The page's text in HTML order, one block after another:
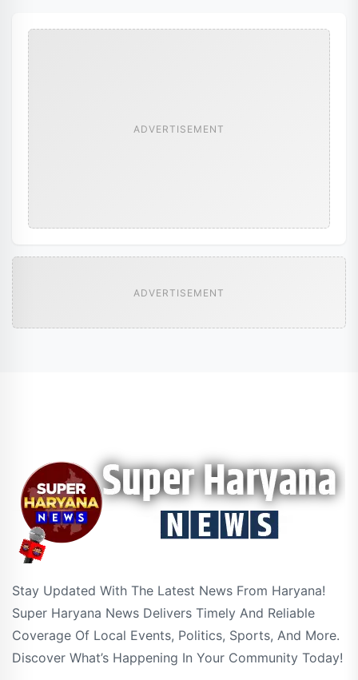
ADVERTISEMENT
ADVERTISEMENT
Stay Updated With The Latest News From Haryana!
Super Haryana News Delivers Timely And Reliable
Coverage Of Local Events, Politics, Sports, And More.
Discover What’s Happening In Your Community Today!